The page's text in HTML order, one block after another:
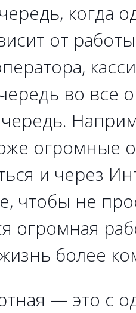
когда
от
во все
огромные
и через
чтобы не
огромная
более
— это с